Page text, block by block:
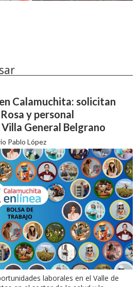
Calamuchita: solicitan
y personal
General Belgrano
Pablo López
laborales en el Valle de